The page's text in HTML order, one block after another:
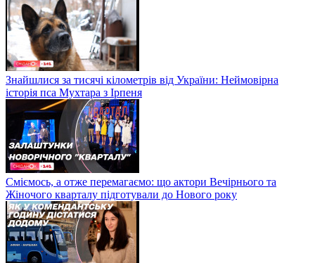
Знайшлися за тисячі кілометрів від України: Неймовірна
історія пса Мухтара з Ірпеня
Сміємось, а отже перемагаємо: що актори Вечірнього та
Жіночого кварталу підготували до Нового року